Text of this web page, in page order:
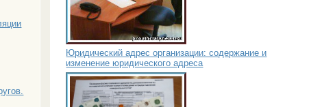
Юридический адрес организации: содержание и
изменение юридического адреса